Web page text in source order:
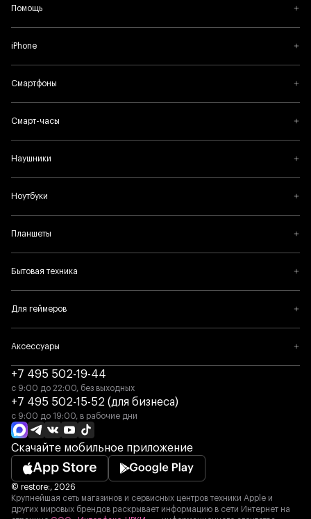
Помощь
iPhone
Смартфоны
Смарт-часы
Наушники
Ноутбуки
Планшеты
Бытовая техника
Для геймеров
Аксессуары
Скачайте мобильное приложение
+7 495 502-19-44
с 9:00 до 22:00, без выходных
+7 495 502-15-52 (для бизнеса)
с 9:00 до 19:00, в рабочие дни
© restore:, 2026
Крупнейшая сеть магазинов и сервисных центров техники Apple и
других мировых брендов раскрывает информацию в сети Интернет на